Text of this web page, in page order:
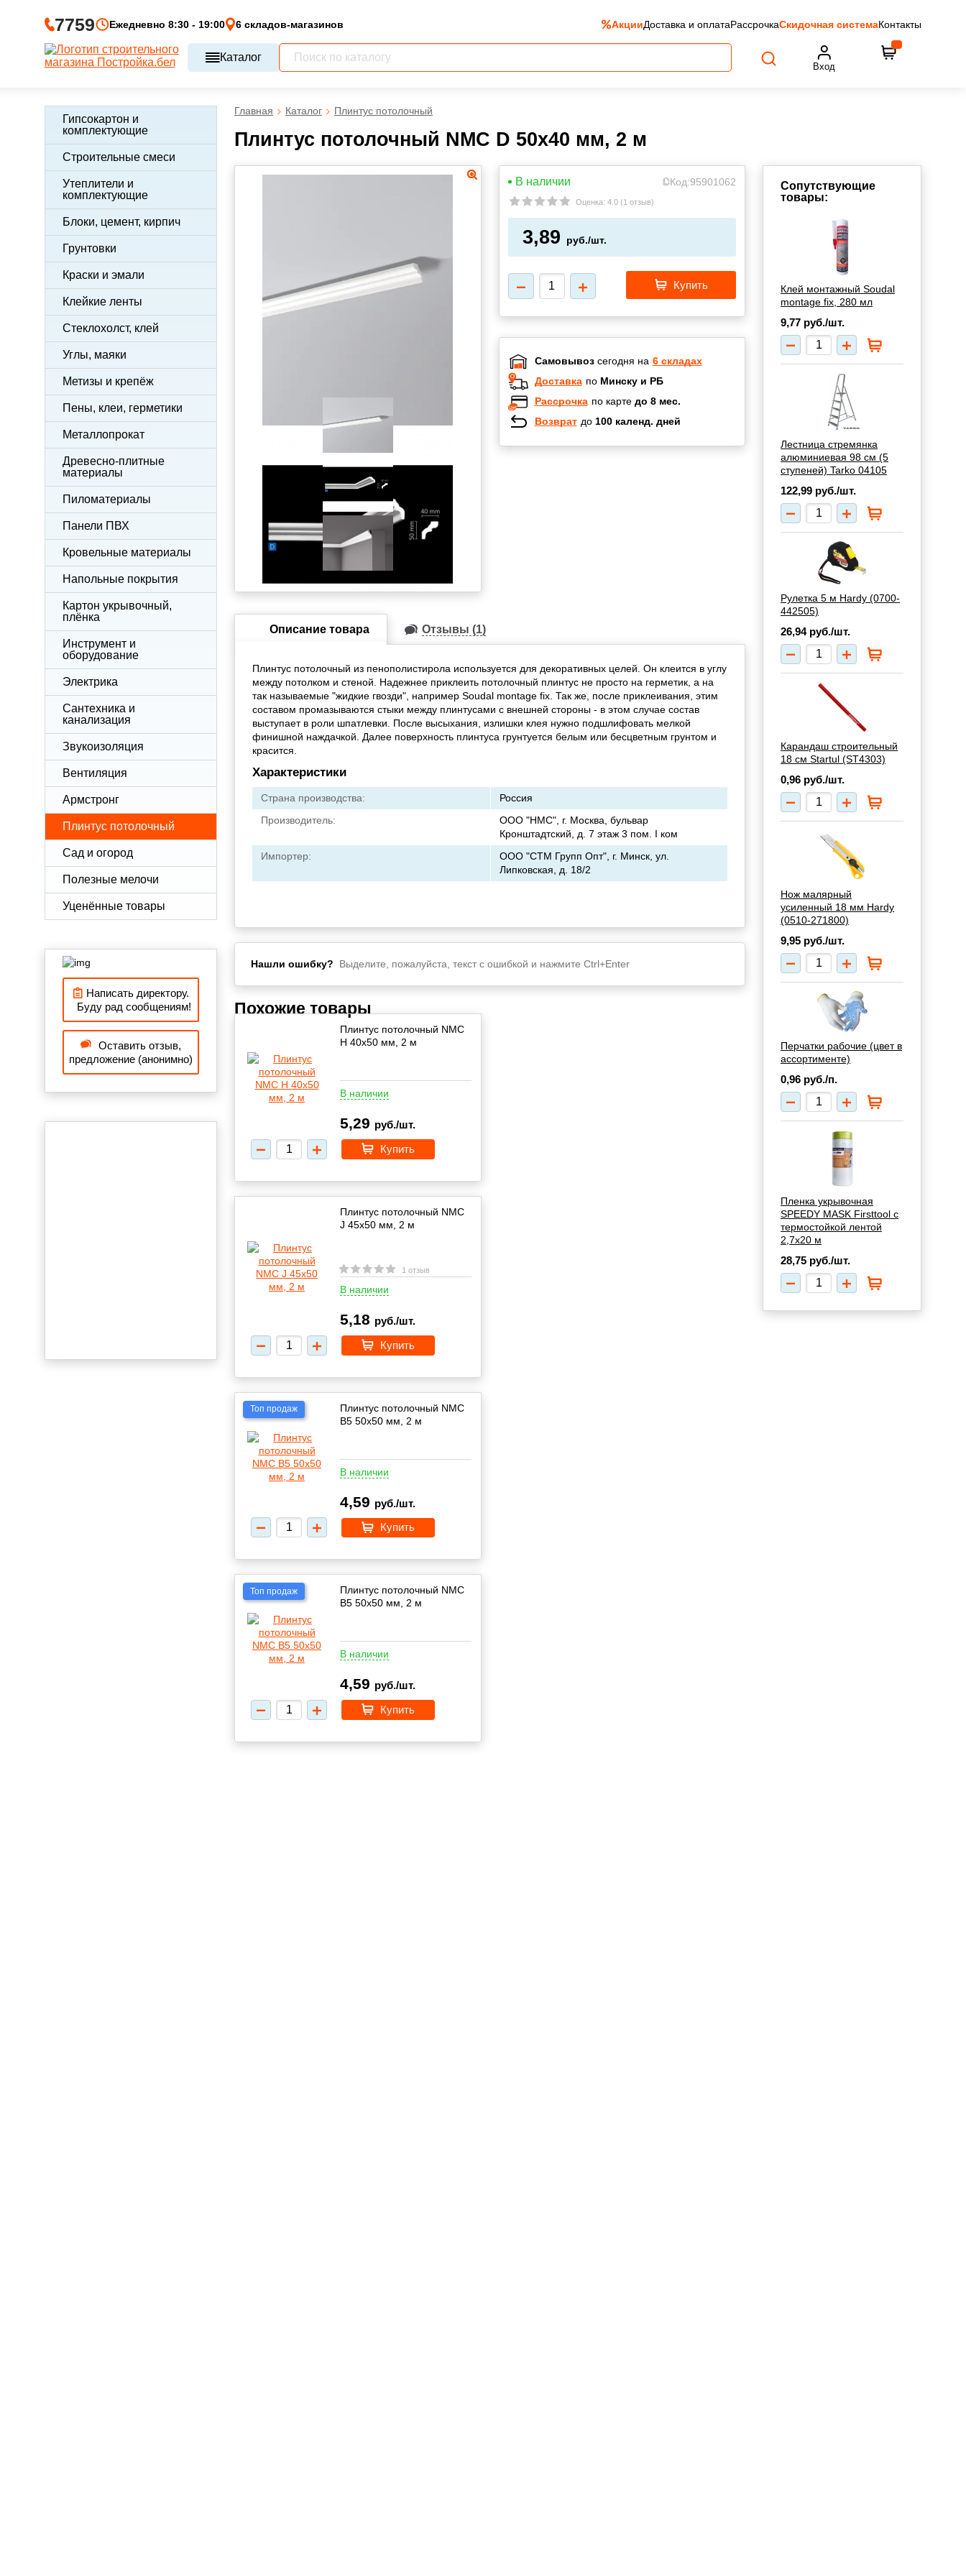
7759 Ежедневно 8:30 - 19:00 6 складов-магазинов АкцииДоставка и оплатаРассрочкаСкидочная системаКонтакты
Каталог
Вход
Гипсокартон и
комплектующие
Строительные смеси
Утеплители и
комплектующие
Блоки, цемент, кирпич
Грунтовки
Краски и эмали
Клейкие ленты
Стеклохолст, клей
Углы, маяки
Метизы и крепёж
Пены, клеи, герметики
Металлопрокат
Древесно-плитные
материалы
Пиломатериалы
Панели ПВХ
Кровельные материалы
Напольные покрытия
Картон укрывочный,
плёнка
Инструмент и
оборудование
Электрика
Сантехника и
канализация
Звукоизоляция
Вентиляция
Армстронг
Плинтус потолочный
Сад и огород
Полезные мелочи
Уценённые товары
Написать директору.
Буду рад сообщениям!
Оставить отзыв,
предложение (анонимно)
Главная Каталог Плинтус потолочный
Плинтус потолочный NMC D 50х40 мм, 2 м
В наличии Код:95901062
Оценка: 4.0(1 отзыв)
3,89 руб./шт.
Купить
Самовывозсегодня на 6 складах
Доставка по Минску и РБ
Рассрочка по карте до 8 мес.
Возврат до 100 календ. дней
Описание товара Отзывы (1)
Плинтус потолочный из пенополистирола используется для декоративных целей. Он клеится в углу
между потолком и стеной. Надежнее приклеить потолочный плинтус не просто на герметик, а на
так называемые "жидкие гвозди", например Soudal montage fix. Так же, после приклеивания, этим
составом промазываются стыки между плинтусами с внешней стороны - в этом случае состав
выступает в роли шпатлевки. После высыхания, излишки клея нужно подшлифовать мелкой
финишной наждачкой. Далее поверхность плинтуса грунтуется белым или бесцветным грунтом и
красится.
Характеристики
Страна производства:
Россия
Производитель:
ООО "НМС", г. Москва, бульвар
Кронштадтский, д. 7 этаж 3 пом. I ком
Импортер:
ООО "СТМ Групп Опт", г. Минск, ул.
Липковская, д. 18/2
Нашли ошибку? Выделите, пожалуйста, текст с ошибкой и нажмите Ctrl+Enter
Похожие товары
Плинтус потолочный NMC
H 40х50 мм, 2 м
В наличии
5,29 руб./шт.
Купить
Плинтус потолочный NMC
J 45х50 мм, 2 м
1 отзыв
В наличии
5,18 руб./шт.
Купить
Топ продаж
Плинтус потолочный NMC
B5 50х50 мм, 2 м
В наличии
4,59 руб./шт.
Купить
Топ продаж
Плинтус потолочный NMC
B5 50х50 мм, 2 м
В наличии
4,59 руб./шт.
Купить
Сопутствующие
товары:
Клей монтажный Soudal
montage fix, 280 мл
9,77 руб./шт.
Лестница стремянка
алюминиевая 98 см (5
ступеней) Tarko 04105
122,99 руб./шт.
Рулетка 5 м Hardy (0700-
442505)
26,94 руб./шт.
Карандаш строительный
18 см Startul (ST4303)
0,96 руб./шт.
Нож малярный
усиленный 18 мм Hardy
(0510-271800)
9,95 руб./шт.
Перчатки рабочие (цвет в
ассортименте)
0,96 руб./п.
Пленка укрывочная
SPEEDY MASK Firsttool с
термостойкой лентой
2,7х20 м
28,75 руб./шт.